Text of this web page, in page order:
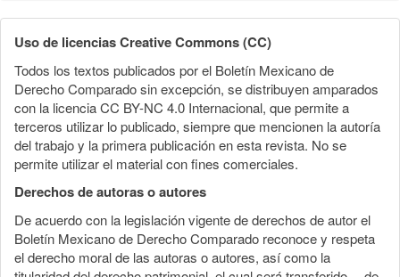
Uso de licencias Creative Commons (CC)
Todos los textos publicados por el Boletín Mexicano de
Derecho Comparado sin excepción, se distribuyen amparados
con la licencia CC BY-NC 4.0 Internacional, que permite a
terceros utilizar lo publicado, siempre que mencionen la autoría
del trabajo y la primera publicación en esta revista. No se
permite utilizar el material con fines comerciales.
Derechos de autoras o autores
De acuerdo con la legislación vigente de derechos de autor el
Boletín Mexicano de Derecho Comparado reconoce y respeta
el derecho moral de las autoras o autores, así como la